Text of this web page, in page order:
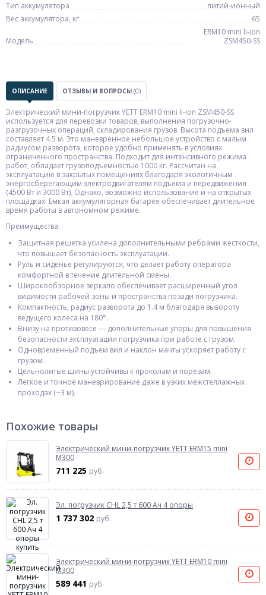
Тип аккумулятора
литий-ионный
Вес аккумулятора, кг
65
Модель
ERM10 mini li-ion
ZSM450-SS
ОПИСАНИЕ ОТЗЫВЫ И ВОПРОСЫ (0)
Электрический мини-погрузчик YETT ERM10 mini li-ion ZSM450-SS
используется для перевозки товаров, выполнения погрузочно-
разгрузочных операций, складирования грузов. Высота подъема вил
составляет 4.5 м. Это маневренное небольшое устройство с малым
радиусом разворота, которое удобно применять в условиях
ограниченного пространства. Подходит для интенсивного режима
работ, обладает грузоподъемностью 1000 кг. Рассчитан на
эксплуатацию в закрытых помещениях благодаря экологичным
энергосберегающим электродвигателям подъема и передвижения
(4500 Вт и 3000 Вт). Однако, возможно использование и на открытых
площадках. Емкая аккумуляторная батарея обеспечивает длительное
время работы в автономном режиме.
Преимущества:
Защитная решетка усилена дополнительными ребрами жесткости,
что повышает безопасность эксплуатации.
Руль и сиденье регулируются, что делает работу оператора
комфортной в течение длительной смены.
Широкообзорное зеркало обеспечивает расширенный угол
видимости рабочей зоны и пространства позади погрузчика.
Компактность, радиус разворота до 1.4 м благодаря вывороту
ведущего колеса на 180°.
Внизу на противовесе — дополнительные упоры для повышения
безопасности эксплуатации погрузчика при работе с грузом.
Одновременный подъем вил и наклон мачты ускоряет работу с
грузом.
Цельнолитые шины устойчивы к проколам и порезам.
Легкое и точное маневрирование даже в узких межстеллажных
проходах (~3 м).
Похожие товары
Электрический мини-погрузчик YETT ERM15 mini
M300
711 225 руб.
Эл. погрузчик CHL 2,5 т 600 Ач 4 опоры
1 737 302 руб.
Электрический мини-погрузчик YETT ERM10 mini
M300
589 441 руб.